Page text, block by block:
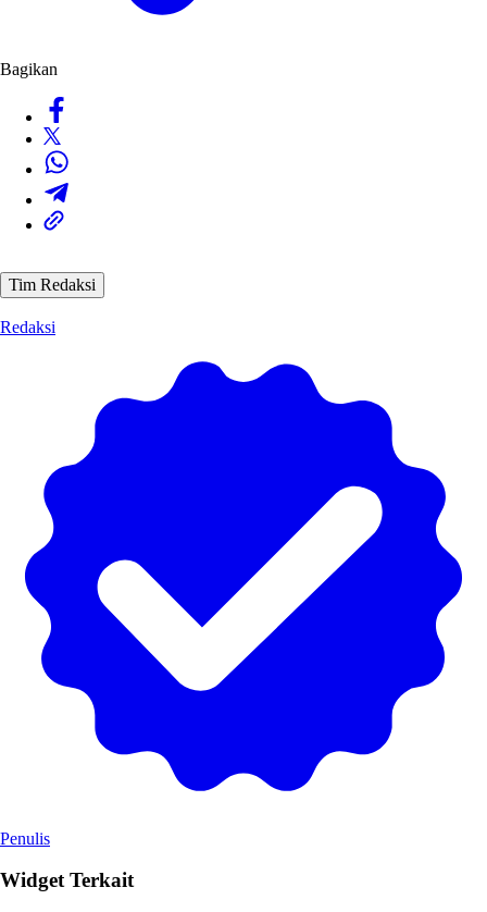
Bagikan
Tim Redaksi
Redaksi
Penulis
Widget Terkait